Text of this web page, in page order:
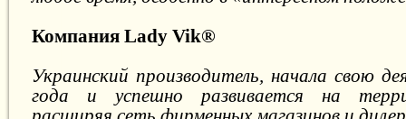
Компания Lady Vik®
Украинский производитель, начала свою
года и успешно развивается на